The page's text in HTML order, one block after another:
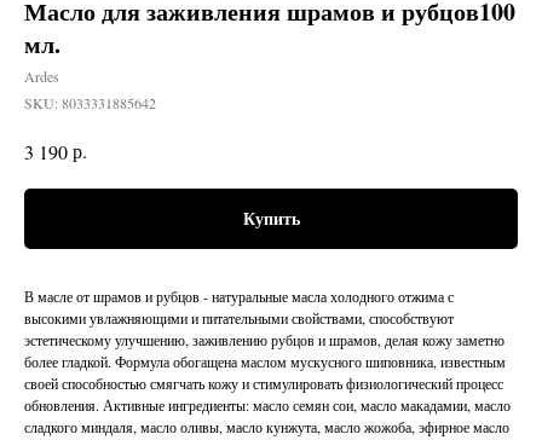
Масло для заживления шрамов и рубцов100
мл.
Ardes
SKU: 8033331885642
3 190р.
Купить
В масле от шрамов и рубцов - натуральные масла холодного отжима с
высокими увлажняющими и питательными свойствами, способствуют
эстетическому улучшению, заживлению рубцов и шрамов, делая кожу заметно
более гладкой. Формула обогащена маслом мускусного шиповника, известным
своей способностью смягчать кожу и стимулировать физиологический процесс
обновления. Активные ингредиенты: масло семян сои, масло макадамии, масло
сладкого миндаля, масло оливы, масло кунжута, масло жожоба, эфирное маcло